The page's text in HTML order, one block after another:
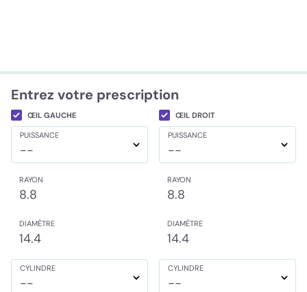
Entrez votre prescription
ŒIL GAUCHE ŒIL DROIT
PUISSANCE
--
PUISSANCE
--
RAYON
8.8
RAYON
8.8
DIAMÈTRE
14.4
DIAMÈTRE
14.4
CYLINDRE
--
CYLINDRE
--